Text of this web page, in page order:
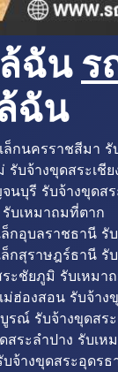
ฉัน ร
ฉัน
กนครราชสีมา
รับจ้างขุดสระเชี
นบุรี รับจ้างขุด
บเหมาถมที่ตาก
กอุบลราชธานี
กสุราษฎร์ธานี
ะชัยภูมิ รับเหมา
ฮ่องสอน รับจ้า
รณ์ รับจ้างขุดส
สระลำปาง รับเห
จ้างขุดสระอุดร